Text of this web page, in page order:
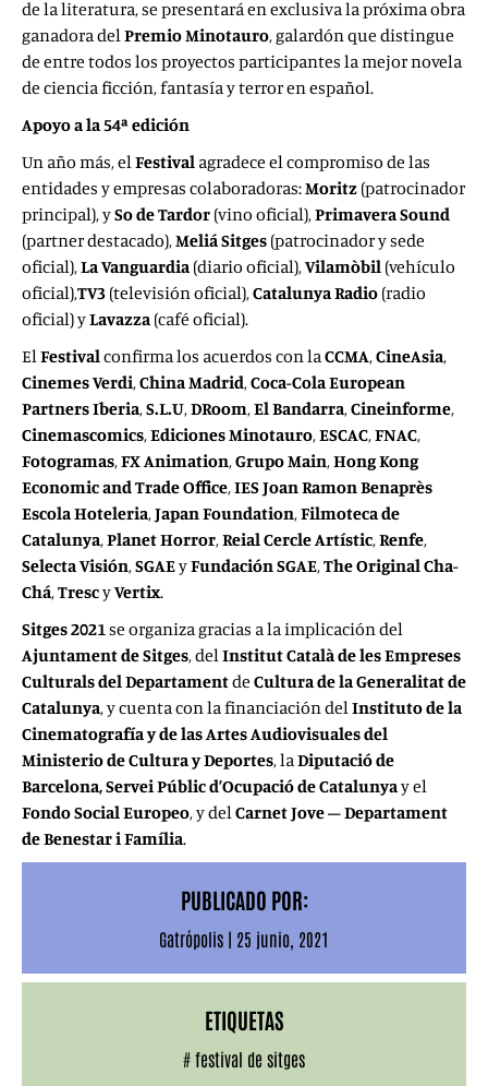
de la literatura, se presentará en exclusiva la próxima obra
ganadora delPremio Minotauro, galardón que distingue
de entre todos los proyectos participantes la mejor novela
de ciencia ficción, fantasía y terror en español.
Apoyo a la 54ª edición
Un año más, elFestival agradece el compromiso de las
entidades y empresas colaboradoras:Moritz (patrocinador
principal), ySo de Tardor (vino oficial),Primavera Sound
(partner destacado),Meliá Sitges (patrocinador y sede
oficial),La Vanguardia (diario oficial),Vilamòbil (vehículo
oficial),TV3 (televisión oficial),Catalunya Radio (radio
oficial) yLavazza (café oficial).
ElFestivalconfirma los acuerdos con laCCMA,CineAsia,
Cinemes Verdi,China Madrid,Coca-Cola European
Partners Iberia,S.L.U,DRoom,El Bandarra,Cineinforme,
Cinemascomics,Ediciones Minotauro,ESCAC,FNAC,
Fotogramas,FX Animation,Grupo Main,Hong Kong
Economic and Trade Office,IES Joan Ramon Benaprès
Escola Hoteleria,Japan Foundation,Filmoteca de
Catalunya,Planet Horror,Reial Cercle Artístic,Renfe,
SelectaVisión,SGAEyFundación SGAE,The Original Cha-
Chá,TrescyVertix.
Sitges 2021se organiza gracias a la implicación del
Ajuntament de Sitges, delInstitut Català de les Empreses
Culturals del Departamentde Cultura de la Generalitat de
Catalunya, y cuenta con la financiación delInstituto de la
Cinematografía y de las Artes Audiovisuales del
Ministerio de Cultura y Deportes, laDiputació de
Barcelona, Servei Públic d’Ocupació de Catalunyay el
Fondo Social Europeo, y delCarnet Jove – Departament
de Benestar i Família.
PUBLICADO POR:
Gatrópolis | 25 junio, 2021
ETIQUETAS
# festival de sitges